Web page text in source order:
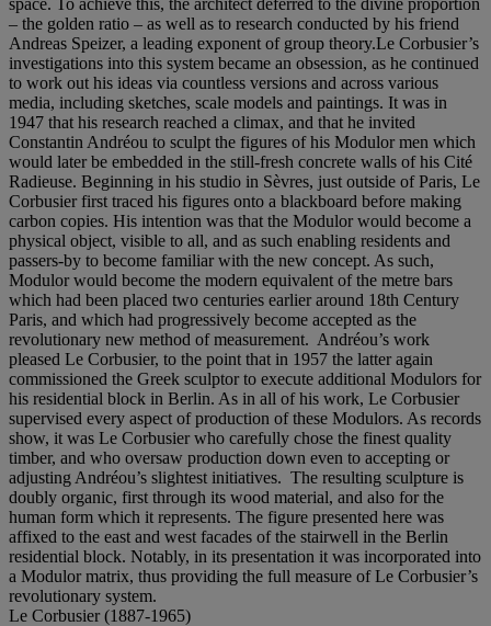
space. To achieve this, the architect deferred to the divine proportion
– the golden ratio – as well as to research conducted by his friend
Andreas Speizer, a leading exponent of group theory.Le Corbusier’s
investigations into this system became an obsession, as he continued
to work out his ideas via countless versions and across various
media, including sketches, scale models and paintings. It was in
1947 that his research reached a climax, and that he invited
Constantin Andréou to sculpt the figures of his Modulor men which
would later be embedded in the still-fresh concrete walls of his Cité
Radieuse. Beginning in his studio in Sèvres, just outside of Paris, Le
Corbusier first traced his figures onto a blackboard before making
carbon copies. His intention was that the Modulor would become a
physical object, visible to all, and as such enabling residents and
passers-by to become familiar with the new concept. As such,
Modulor would become the modern equivalent of the metre bars
which had been placed two centuries earlier around 18th Century
Paris, and which had progressively become accepted as the
revolutionary new method of measurement. Andréou’s work
pleased Le Corbusier, to the point that in 1957 the latter again
commissioned the Greek sculptor to execute additional Modulors for
his residential block in Berlin. As in all of his work, Le Corbusier
supervised every aspect of production of these Modulors. As records
show, it was Le Corbusier who carefully chose the finest quality
timber, and who oversaw production down even to accepting or
adjusting Andréou’s slightest initiatives. The resulting sculpture is
doubly organic, first through its wood material, and also for the
human form which it represents. The figure presented here was
affixed to the east and west facades of the stairwell in the Berlin
residential block. Notably, in its presentation it was incorporated into
a Modulor matrix, thus providing the full measure of Le Corbusier’s
revolutionary system.
Le Corbusier (1887-1965)